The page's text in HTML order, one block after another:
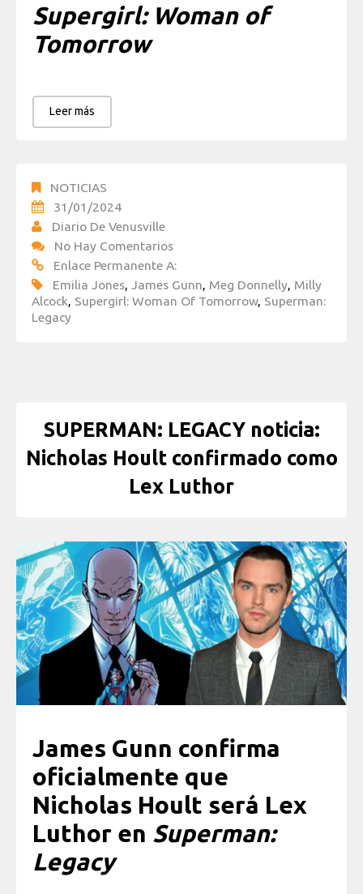
Supergirl: Woman of
Tomorrow
Leer más
NOTICIAS
31/01/2024
Diario De Venusville
No Hay Comentarios
Enlace Permanente A:
Emilia Jones, James Gunn, Meg Donnelly, Milly
Alcock, Supergirl: Woman Of Tomorrow, Superman:
Legacy
SUPERMAN: LEGACY noticia:
Nicholas Hoult confirmado como
Lex Luthor
James Gunn confirma
oficialmente que
Nicholas Hoult será Lex
Luthor en Superman:
Legacy